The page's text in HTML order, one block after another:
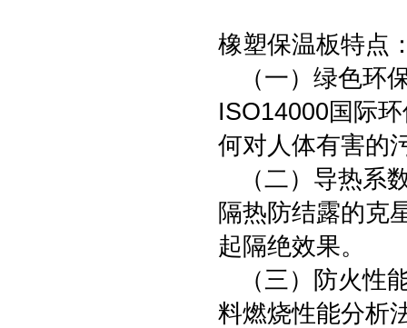
橡塑保温板特点
（一）绿色环
ISO14000国际
何对人体有害的
（二）导热系
隔热防结露的克
起隔绝效果。
（三）防火性
料燃烧性能分析